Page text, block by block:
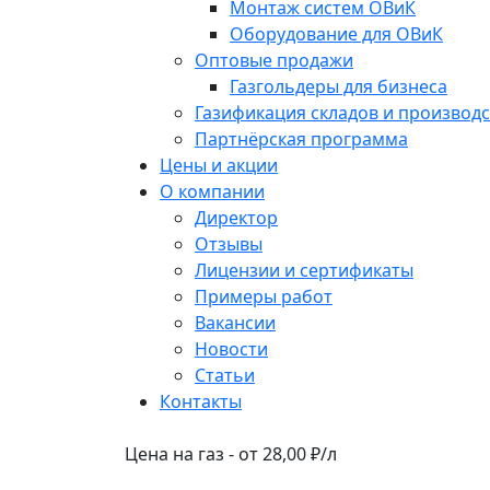
Монтаж систем ОВиК
Оборудование для ОВиК
Оптовые продажи
Газгольдеры для бизнеса
Газификация складов и
Партнёрская программа
Цены и акции
О компании
Директор
Отзывы
Лицензии и сертификаты
Примеры работ
Вакансии
Новости
Статьи
Контакты
Цена на газ - от 28,00 ₽/л